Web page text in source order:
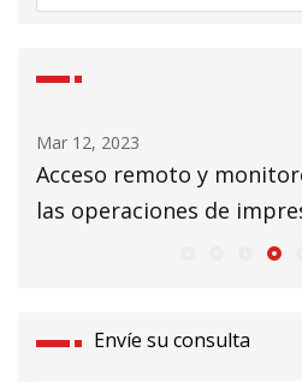
Mar 12, 2023
Acceso remoto y
las operaciones de
Envíe su consulta